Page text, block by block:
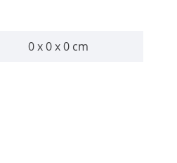
0 x 0 x 0 cm